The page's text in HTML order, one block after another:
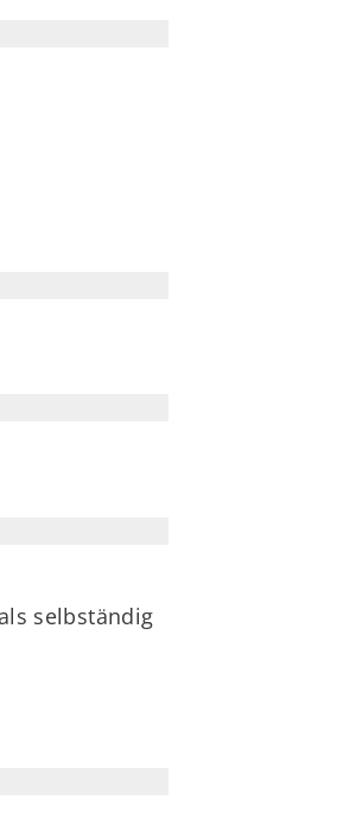
selbständig